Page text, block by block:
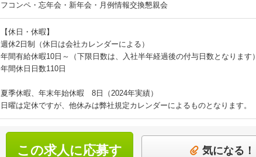
フコンペ・忘年会・新年会・月例情報交換懇親会
【休日・休暇】
週休2日制（休日は会社カレンダーによる）
年間有給休暇10日～（下限日数は、入社半年経過後の付与日数となります）
年間休日日数110日
夏季休暇、年末年始休暇 8日（2024年実績）
日曜は定休ですが、他休みは弊社規定カレンダーによるものとなります。
この求人に応募す
気になる！